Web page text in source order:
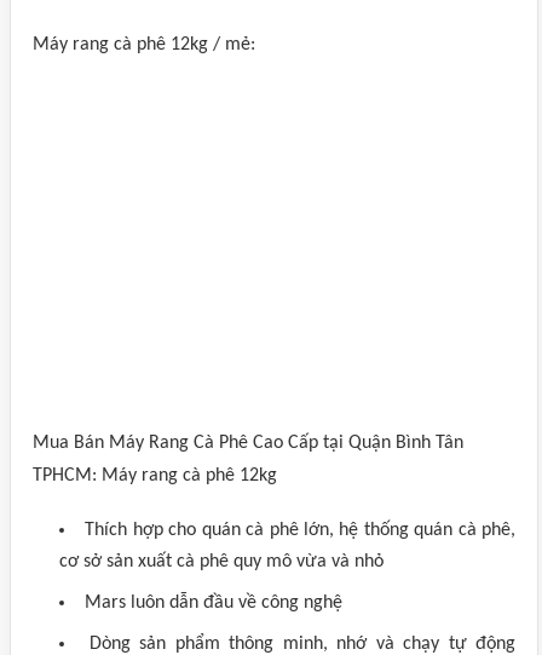
Máy rang cà phê 12kg / mẻ:
Mua Bán Máy Rang Cà Phê Cao Cấp tại Quận Bình Tân
TPHCM: Máy rang cà phê 12kg
Thích hợp cho quán cà phê lớn, hệ thống quán cà phê,
cơ sở sản xuất cà phê quy mô vừa và nhỏ
Mars luôn dẫn đầu về công nghệ
Dòng sản phẩm thông minh, nhớ và chạy tự động